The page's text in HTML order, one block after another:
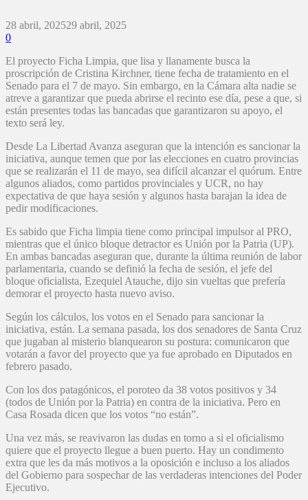
28 abril, 202529 abril, 2025
0
El proyecto Ficha Limpia, que lisa y llanamente busca la
proscripción de Cristina Kirchner, tiene fecha de tratamiento en el
Senado para el 7 de mayo. Sin embargo, en la Cámara alta nadie se
atreve a garantizar que pueda abrirse el recinto ese día, pese a que, si
están presentes todas las bancadas que garantizaron su apoyo, el
texto será ley.
Desde La Libertad Avanza aseguran que la intención es sancionar la
iniciativa, aunque temen que por las elecciones en cuatro provincias
que se realizarán el 11 de mayo, sea difícil alcanzar el quórum. Entre
algunos aliados, como partidos provinciales y UCR, no hay
expectativa de que haya sesión y algunos hasta barajan la idea de
pedir modificaciones.
Es sabido que Ficha limpia tiene como principal impulsor al PRO,
mientras que el único bloque detractor es Unión por la Patria (UP).
En ambas bancadas aseguran que, durante la última reunión de labor
parlamentaria, cuando se definió la fecha de sesión, el jefe del
bloque oficialista, Ezequiel Atauche, dijo sin vueltas que prefería
demorar el proyecto hasta nuevo aviso.
Según los cálculos, los votos en el Senado para sancionar la
iniciativa, están. La semana pasada, los dos senadores de Santa Cruz
que jugaban al misterio blanquearon su postura: comunicaron que
votarán a favor del proyecto que ya fue aprobado en Diputados en
febrero pasado.
Con los dos patagónicos, el poroteo da 38 votos positivos y 34
(todos de Unión por la Patria) en contra de la iniciativa. Pero en
Casa Rosada dicen que los votos “no están”.
Una vez más, se reavivaron las dudas en torno a si el oficialismo
quiere que el proyecto llegue a buen puerto. Hay un condimento
extra que les da más motivos a la oposición e incluso a los aliados
del Gobierno para sospechar de las verdaderas intenciones del Poder
Ejecutivo.